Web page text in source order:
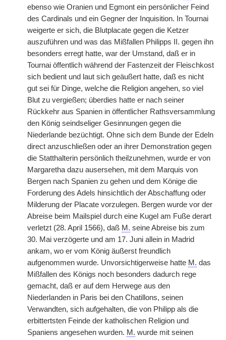
ebenso wie Oranien und Egmont ein persönlicher Feind
des Cardinals und ein Gegner der Inquisition. In Tournai
weigerte er sich, die Blutplacate gegen die Ketzer
auszuführen und was das Mißfallen Philipps II. gegen ihn
besonders erregt hatte, war der Umstand, daß er in
Tournai öffentlich während der Fastenzeit der Fleischkost
sich bedient und laut sich geäußert hatte, daß es nicht
gut sei für Dinge, welche die Religion angehen, so viel
Blut zu vergießen; überdies hatte er nach seiner
Rückkehr aus Spanien in öffentlicher Rathsversammlung
den König seindseliger Gesinnungen gegen die
Niederlande bezüchtigt. Ohne sich dem Bunde der Edeln
direct anzuschließen oder an ihrer Demonstration gegen
die Statthalterin persönlich theilzunehmen, wurde er von
Margaretha dazu ausersehen, mit dem Marquis von
Bergen nach Spanien zu gehen und dem Könige die
Forderung des Adels hinsichtlich der Abschaffung oder
Milderung der Placate vorzulegen. Bergen wurde vor der
Abreise beim Mailspiel durch eine Kugel am Fuße derart
verletzt (28. April 1566), daß M. seine Abreise bis zum
30. Mai verzögerte und am 17. Juni allein in Madrid
ankam, wo er vom König äußerst freundlich
aufgenommen wurde. Unvorsichtigerweise hatte M. das
Mißfallen des Königs noch besonders dadurch rege
gemacht, daß er auf dem Herwege aus den
Niederlanden in Paris bei den Chatillons, seinen
Verwandten, sich aufgehalten, die von Philipp als die
erbittertsten Feinde der katholischen Religion und
Spaniens angesehen wurden. M. wurde mit seinen